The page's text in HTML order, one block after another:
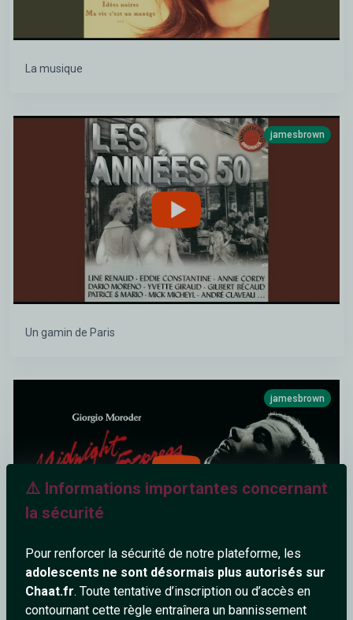
⚠️ Informations importantes concernant
la sécurité
Pour renforcer la sécurité de notre plateforme, les
adolescents ne sont désormais plus autorisés sur
Chaat.fr. Toute tentative d’inscription ou d’accès en
contournant cette règle entraînera un bannissement
La musique
jamesbrown
Un gamin de Paris
jamesbrown
Giorgio Moroder - Midnight Express - Chase Remastered &
Re-Extended by Gilles Nuytens